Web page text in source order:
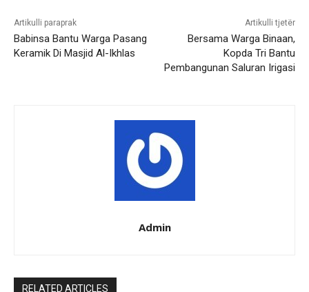
Artikulli paraprak
Babinsa Bantu Warga Pasang
Keramik Di Masjid Al-Ikhlas
Artikulli tjetër
Bersama Warga Binaan,
Kopda Tri Bantu
Pembangunan Saluran Irigasi
Admin
RELATED ARTICLES